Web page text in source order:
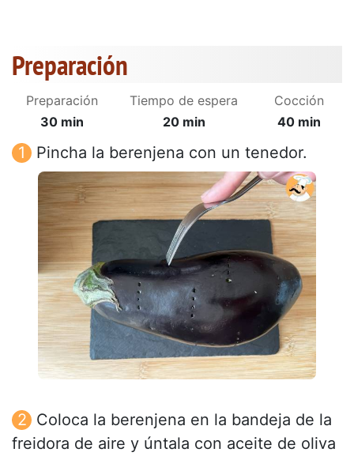
Preparación
Preparación
30 min
Tiempo de espera
20 min
Cocción
40 min
Pincha la berenjena con un tenedor.
Coloca la berenjena en la bandeja de la
freidora de aire y úntala con aceite de oliva